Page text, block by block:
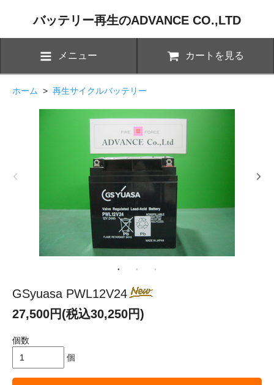
バッテリー再生のADVANCE CO.,LTD
メニュー カートを見る
ホーム > 再生サイクルバッテリー
GSyuasa PWL12V24
27,500円(税込30,250円)
個数
個